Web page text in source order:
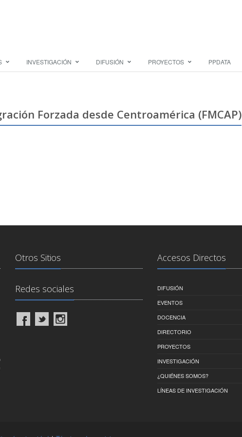
INVESTIGACIÓN DIFUSIÓN PROYECTOS PPDATA
Forzada desde Centroamérica (FMCAP)
Otros Sitios
Redes sociales
Accesos Directos
DIFUSIÓN
EVENTOS
DOCENCIA
DIRECTORIO
PROYECTOS
INVESTIGACIÓN
¿QUIÉNES SOMOS?
LÍNEAS DE INVESTIGACIÓN